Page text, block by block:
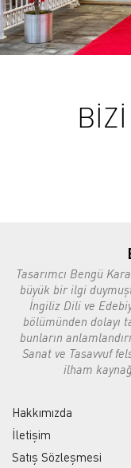
Tasarımcı Bengü
büyük bir ilgi
İngiliz Dili ve
bölümünden dolayı
bunların
Sanat ve Tasavvuf
ilham
Hakkımızda
İletişim
Satış Sözleşmesi